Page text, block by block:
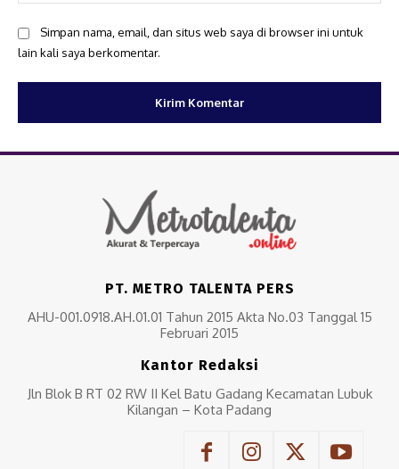
Simpan nama, email, dan situs web saya di browser ini untuk
lain kali saya berkomentar.
PT. METRO TALENTA PERS
AHU-001.0918.AH.01.01 Tahun 2015 Akta No.03 Tanggal 15
Februari 2015
Kantor Redaksi
Jln Blok B RT 02 RW II Kel Batu Gadang Kecamatan Lubuk
Kilangan – Kota Padang